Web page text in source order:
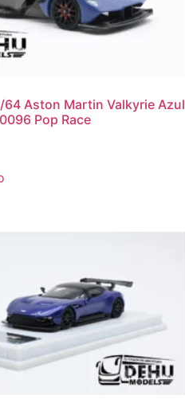
64 Aston Martin Valkyrie Azul
Pop Race